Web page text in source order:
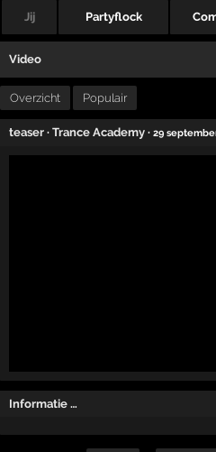
Jij Partyflock
Video
Overzicht Populair
teaser ·Trance Academy ·29
Informatie …